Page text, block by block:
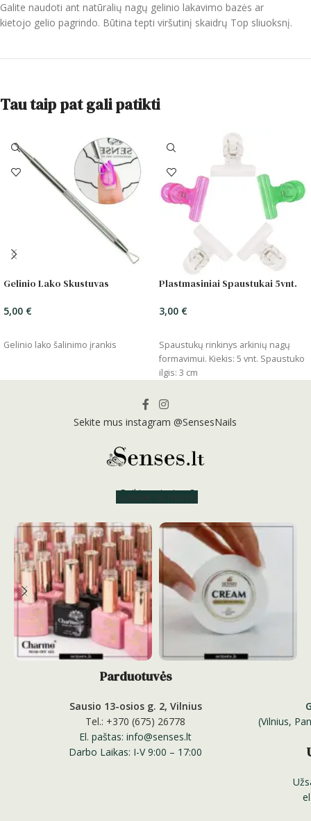
Galite naudoti ant natūralių nagų gelinio lakavimo bazės ar
kietojo gelio pagrindo. Būtina tepti viršutinį skaidrų Top sliuoksnį.
Tau taip pat gali patikti
Gelinio Lako Skustuvas
5,00 €
Gelinio lako šalinimo įrankis
Plastmasiniai Spaustukai 5vnt.
3,00 €
Spaustukų rinkinys arkinių nagų
formavimui. Kiekis: 5 vnt. Spaustuko
ilgis: 3 cm
Sekite mus instagram @SensesNails
Reikia patarimo?
Susisiek su mumis
Parduotuvės
Sausio 13-osios g. 2, Vilnius
Tel.: +370 (675) 26778
El. paštas: info@senses.lt
Darbo Laikas: I-V 9:00 – 17:00
(Vilnius,